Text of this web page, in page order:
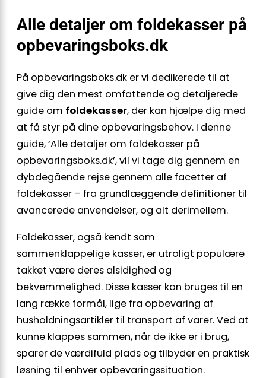
Alle detaljer om foldekasser på
opbevaringsboks.dk
På opbevaringsboks.dk er vi dedikerede til at
give dig den mest omfattende og detaljerede
guide om foldekasser, der kan hjælpe dig med
at få styr på dine opbevaringsbehov. I denne
guide, ‘Alle detaljer om foldekasser på
opbevaringsboks.dk’, vil vi tage dig gennem en
dybdegående rejse gennem alle facetter af
foldekasser – fra grundlæggende definitioner til
avancerede anvendelser, og alt derimellem.
Foldekasser, også kendt som
sammenklappelige kasser, er utroligt populære
takket være deres alsidighed og
bekvemmelighed. Disse kasser kan bruges til en
lang række formål, lige fra opbevaring af
husholdningsartikler til transport af varer. Ved at
kunne klappes sammen, når de ikke er i brug,
sparer de værdifuld plads og tilbyder en praktisk
løsning til enhver opbevaringssituation.